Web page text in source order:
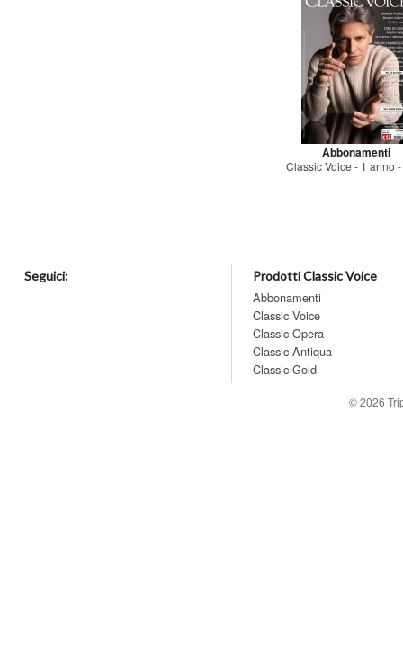
Abbonamenti
Classic Voice - 1 anno
Seguici: Prodotti Classic Voice
Abbonamenti
Classic Voice
Classic Opera
Classic Antiqua
Classic Gold
© 2026